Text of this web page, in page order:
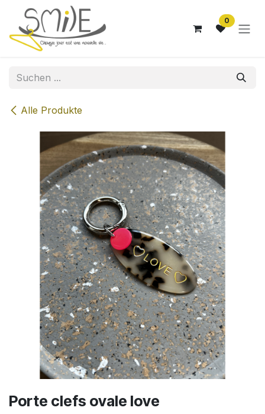
Zum Inhalt springen
0
Alle Produkte
Porte clefs ovale love